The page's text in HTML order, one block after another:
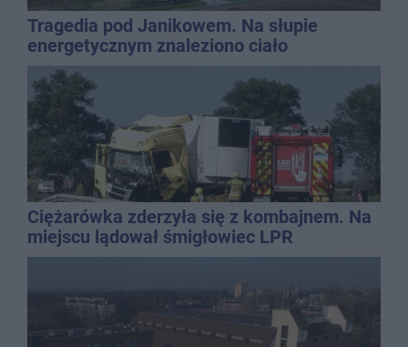
Tragedia pod Janikowem. Na słupie
energetycznym znaleziono ciało
mężczyzny
Ciężarówka zderzyła się z kombajnem. Na
miejscu lądował śmigłowiec LPR